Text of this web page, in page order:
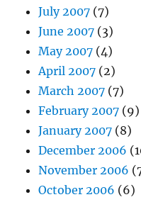
July 2007 (7)
June 2007 (3)
May 2007 (4)
April 2007 (2)
March 2007 (7)
February 2007 (9)
January 2007 (8)
December 2006
November 2006
October 2006 (6)